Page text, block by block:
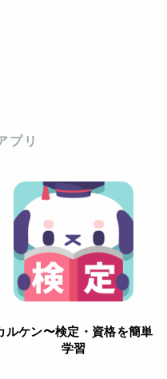
プリ
ルケン〜検定・資格を簡単
学習